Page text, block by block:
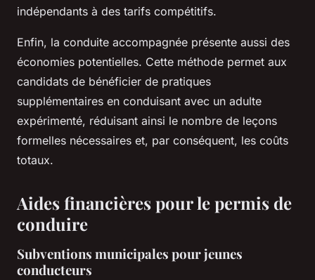
indépendants à des tarifs compétitifs.
Enfin, la conduite accompagnée présente aussi des
économies potentielles. Cette méthode permet aux
candidats de bénéficier de pratiques
supplémentaires en conduisant avec un adulte
expérimenté, réduisant ainsi le nombre de leçons
formelles nécessaires et, par conséquent, les coûts
totaux.
Aides financières pour le permis de
conduire
Subventions municipales pour jeunes
conducteurs